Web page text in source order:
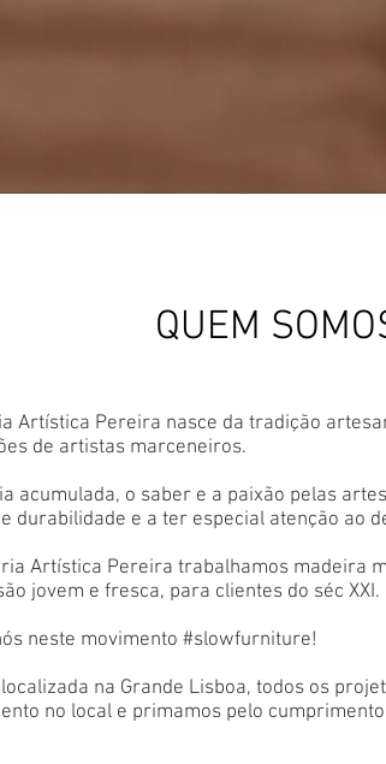
QUEM
Artística Pereira nasce da tradição
de artistas marceneiros.
acumulada, o saber e a paixão pelas
durabilidade e a ter especial atenção ao
Artística Pereira trabalhamos madeira
jovem e fresca, para clientes do séc XXI.
neste movimento #slowfurniture!
na Grande Lisboa, todos os
no local e primamos pelo